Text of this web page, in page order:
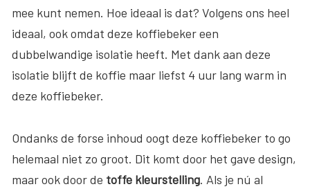
mee kunt nemen. Hoe ideaal is dat? Volgens ons heel
ideaal, ook omdat deze koffiebeker een
dubbelwandige isolatie heeft. Met dank aan deze
isolatie blijft de koffie maar liefst 4 uur lang warm in
deze koffiebeker.
Ondanks de forse inhoud oogt deze koffiebeker to go
helemaal niet zo groot. Dit komt door het gave design,
maar ook door de toffe kleurstelling. Als je nú al